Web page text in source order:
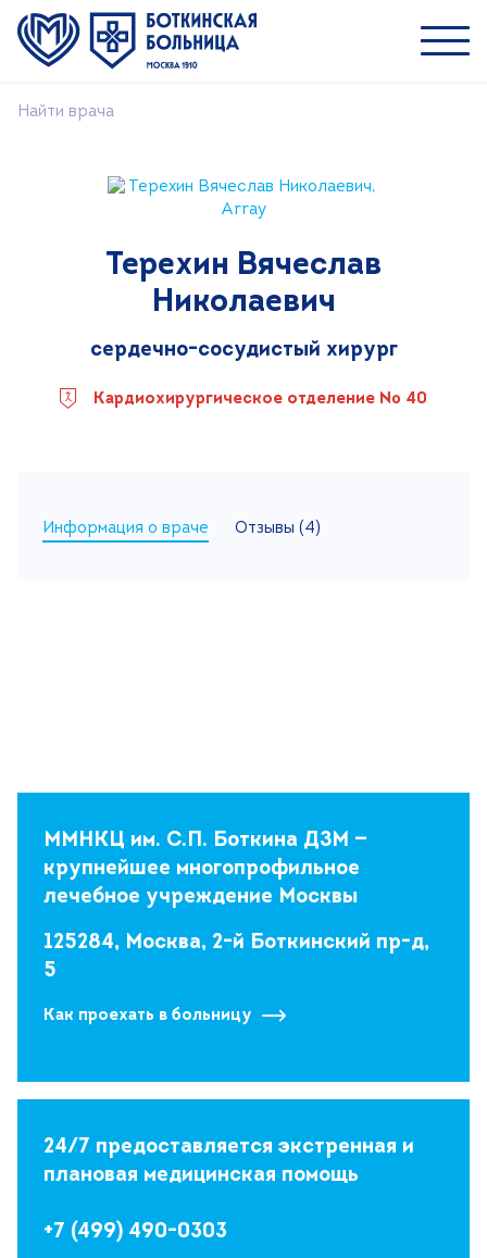
Пациентам
О ММНКЦ им. С.П. Боткина
Найти врача
Поиск
Найти врача
Терехин Вячеслав
Николаевич
сердечно-сосудистый хирург
Кардиохирургическое отделение № 40
Информация о враче Отзывы (4)
ММНКЦ им. С.П. Боткина ДЗМ —
крупнейшее многопрофильное
лечебное учреждение Москвы
125284, Москва, 2-й Боткинский пр-д,
5
Как проехать в больницу
24/7 предоставляется экстренная и
плановая медицинская помощь
+7 (499) 490-0303